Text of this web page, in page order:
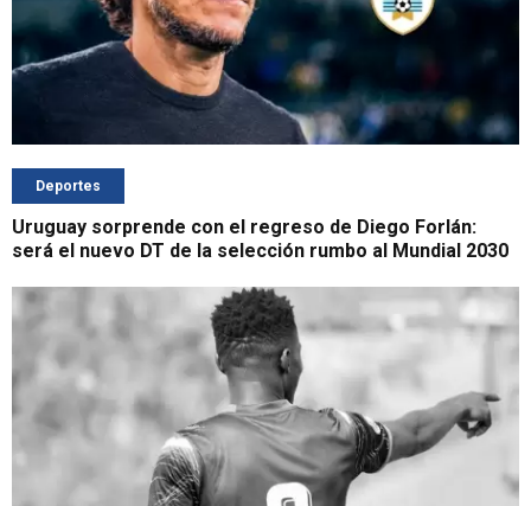
Deportes
Uruguay sorprende con el regreso de Diego Forlán:
será el nuevo DT de la selección rumbo al Mundial 2030